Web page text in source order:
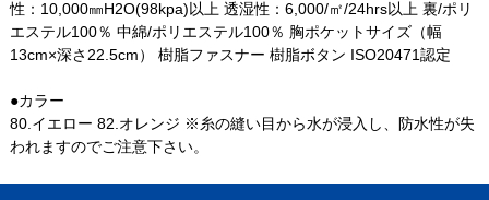
性：10,000㎜H2O(98kpa)以上 透湿性：6,000/㎡/24hrs以上 裏/ポリ
エステル100％ 中綿/ポリエステル100％ 胸ポケットサイズ（幅
13cm×深さ22.5cm） 樹脂ファスナー 樹脂ボタン ISO20471認定
●カラー
80.イエロー 82.オレンジ ※糸の縫い目から水が浸入し、防水性が失
われますのでご注意下さい。